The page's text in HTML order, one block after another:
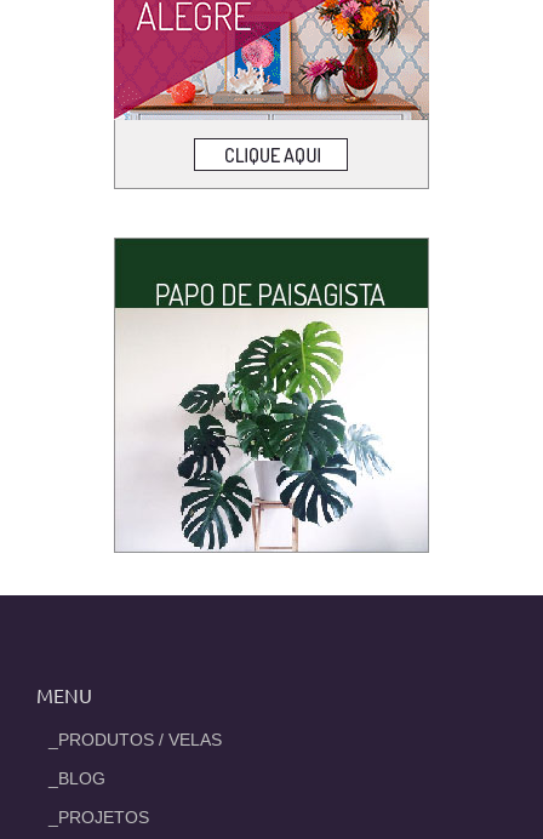
MENU
_PRODUTOS / VELAS
_BLOG
_PROJETOS